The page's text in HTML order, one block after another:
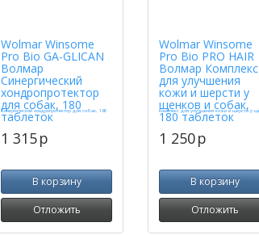
Wolmar Winsome
Pro Bio GA-GLICAN
Волмар
Синергический
хондропротектор
для собак, 180
таблеток
1 315p
В корзину
Отложить
Wolmar Winsome
Pro Bio PRO HAIR
Волмар Комплекс
для улучшения
кожи и шерсти у
щенков и собак,
180 таблеток
1 250p
В корзину
Отложить